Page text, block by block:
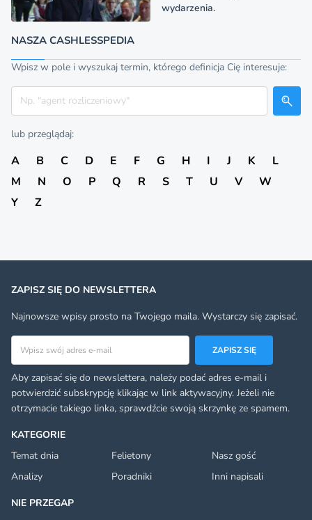
wydarzenia.
NASZA CASHLESSPEDIA
Wpisz w pole i wyszukaj termin, którego definicja Cię interesuje:
Szukaj
lub przeglądaj:
A B C D E F G H I J K
L
M
N O P Q R S T U V
W
Y
Z
KATEGORIE
Temat dnia
Felietony
Nasz gość
Analizy
Poradniki
Inni napisali
NIE PRZEGAP
ZAPISZ SIĘ DO NEWSLETTERA
Najnowsze wpisy prosto na Twojego maila. Wystarczy się zapisać.
Adres email
ZAPISZ SIĘ
Aby zapisać się do newslettera, należy podać adres e-mail i
potwierdzić subskrypcję klikając w link aktywacyjny. Jeżeli nie
otrzymacie takiego linka, sprawdźcie swoją skrzynkę ze spamem.